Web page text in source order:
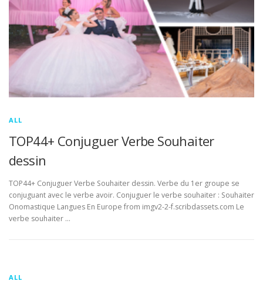
ALL
TOP44+ Conjuguer Verbe Souhaiter
dessin
TOP44+ Conjuguer Verbe Souhaiter dessin. Verbe du 1er groupe se
conjuguant avec le verbe avoir. Conjuguer le verbe souhaiter : Souhaiter
Onomastique Langues En Europe from imgv2-2-f.scribdassets.com Le
verbe souhaiter …
ALL